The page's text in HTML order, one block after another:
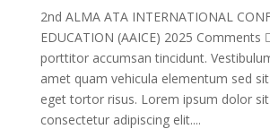
2nd ALMA ATA INTERNATIONAL
EDUCATION (AAICE) 2025 Comments
porttitor accumsan tincidunt.
amet quam vehicula elementum sed
eget tortor risus. Lorem ipsum dolor
consectetur adipiscing elit....